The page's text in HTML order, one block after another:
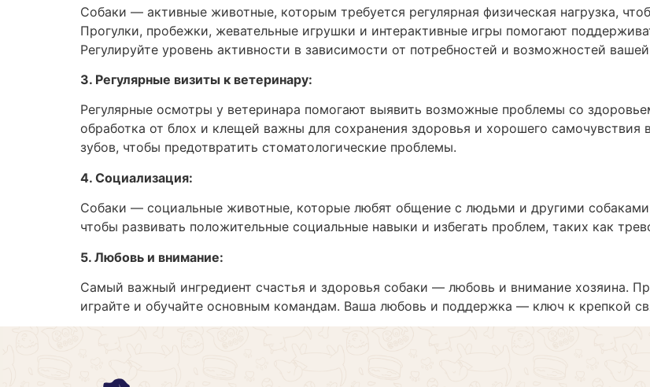
Собаки — активные животные, которым требуется регулярная физическая нагрузка,
Прогулки, пробежки, жевательные игрушки и интерактивные игры помогают
Регулируйте уровень активности в зависимости от потребностей и возможностей
3. Регулярные визиты к ветеринару:
Регулярные осмотры у ветеринара помогают выявить возможные проблемы со
обработка от блох и клещей важны для сохранения здоровья и хорошего самочувствия
зубов, чтобы предотвратить стоматологические проблемы.
4. Социализация:
Собаки — социальные животные, которые любят общение с людьми и другими
чтобы развивать положительные социальные навыки и избегать проблем, таких как
5. Любовь и внимание:
Самый важный ингредиент счастья и здоровья собаки — любовь и внимание хозяина.
играйте и обучайте основным командам. Ваша любовь и поддержка — ключ к крепкой